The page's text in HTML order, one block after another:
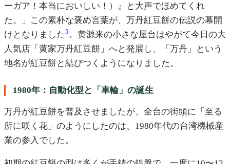
ーガア！本当においしい！）』と大声でほめてくれ
た。」この素朴な褒め言葉が、万丹紅豆餅の伝説の幕開
けとなりました5。黄源来の小さな屋台はやがて今日の大
人気店「黄家万丹紅豆餅」へと発展し、「万丹」という
地名が紅豆餅と結びつくようになりました。
1980年：自動化型と「車輪」の誕生
万丹が紅豆餅を普及させましたが、全台の街頭に「至る
所に咲く花」のようにしたのは、1980年代の台湾機械産
業の参入でした。